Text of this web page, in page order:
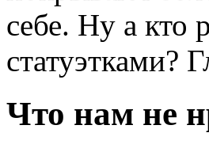
себе. Ну а кто
статуэтками?
Что нам не